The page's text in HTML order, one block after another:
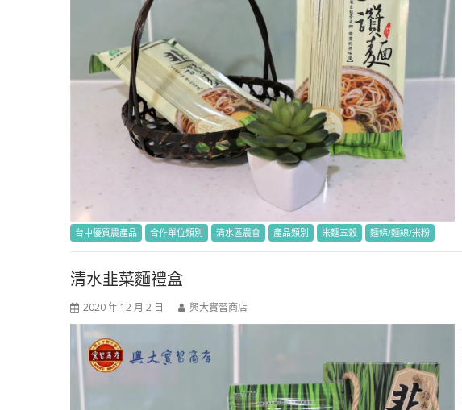
台中優質農產品 合作單位類別 清水區農會 產品類別 米麵五穀 麵條/麵線/米粉
清水韭菜麵禮盒
2020 年 12 月 2 日 興大實習商店